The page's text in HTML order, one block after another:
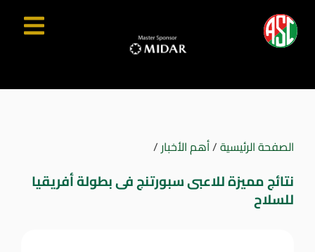
الصفحة الرئيسية/أهم الأخبار/
نتائج مميزة للاعبى سبورتنج فى بطولة أفريقيا
للسلاح